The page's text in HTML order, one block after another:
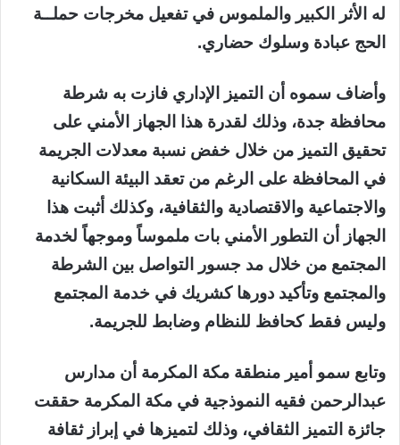
له الأثر الكبير والملموس في تفعيل مخرجات حملــة
الحج عبادة وسلوك حضاري.
وأضاف سموه أن التميز الإداري فازت به شرطة
محافظة جدة، وذلك لقدرة هذا الجهاز الأمني على
تحقيق التميز من خلال خفض نسبة معدلات الجريمة
في المحافظة على الرغم من تعقد البيئة السكانية
والاجتماعية والاقتصادية والثقافية، وكذلك أثبت هذا
الجهاز أن التطور الأمني بات ملموساً وموجهاً لخدمة
المجتمع من خلال مد جسور التواصل بين الشرطة
والمجتمع وتأكيد دورها كشريك في خدمة المجتمع
وليس فقط كحافظ للنظام وضابط للجريمة.
وتابع سمو أمير منطقة مكة المكرمة أن مدارس
عبدالرحمن فقيه النموذجية في مكة المكرمة حققت
جائزة التميز الثقافي، وذلك لتميزها في إبراز ثقافة